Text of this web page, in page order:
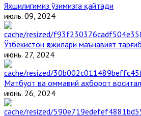
Яхшилигимиз ўзимизга қайтади
июль. 09, 2024
Ўзбекистон ҳожилари маънавият
июнь. 27, 2024
Матбуот ва оммавий ахборот
июнь. 26, 2024